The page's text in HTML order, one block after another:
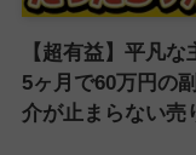
【超有益】平凡
5ヶ月で60万円の
介が止まらない売